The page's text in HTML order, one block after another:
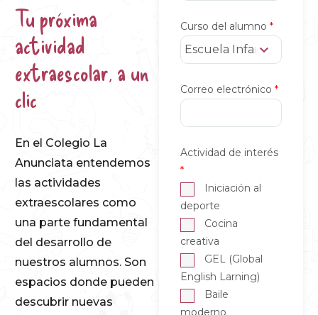
Tu próxima
actividad
extraescolar, a un
clic
En el Colegio La
Anunciata entendemos
las actividades
extraescolares como
una parte fundamental
del desarrollo de
nuestros alumnos. Son
espacios donde pueden
descubrir nuevas
Curso del alumno *
Escuela Infantil
Correo electrónico *
Actividad de interés
*
Iniciación al
deporte
Cocina
creativa
GEL (Global
English Larning)
Baile
moderno